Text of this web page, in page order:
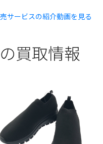
サービスの紹介動画を見る
買取情報